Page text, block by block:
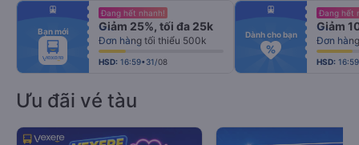
fiber_manual_record
fiber_manual_record
fiber_manual_record
fiber_manual_record
fiber_manual_record
fiber_manual_record
fiber_manual_record
Bạn mới
Đang hết nhanh!
Giảm 25%, tối đa 25k
Đơn hàng tối thiểu 500k
HSD: 16:59•31/08
fiber_manual_record
fiber_manual_record
fiber_manual_record
fiber_manual_record
fiber_manual_record
fiber_manual_record
fiber_manual_record
Dành cho bạn
Đang hết
Giảm
Đơn
HSD:
Ưu đãi vé tàu